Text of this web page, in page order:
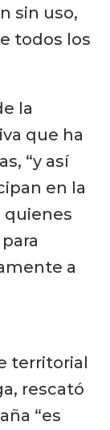
sin uso,
todos los
la
que ha
“y así
en la
quienes
a
territorial
rescató
“es